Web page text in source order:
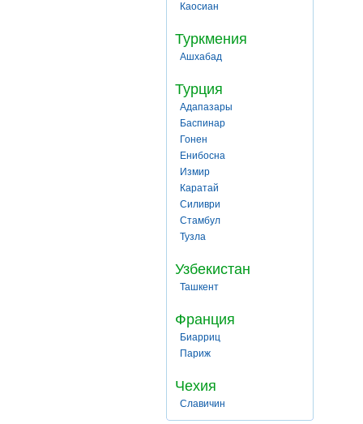
Каосиан
Туркмения
Ашхабад
Турция
Адапазары
Баспинар
Гонен
Енибосна
Измир
Каратай
Силиври
Стамбул
Тузла
Узбекистан
Ташкент
Франция
Биарриц
Париж
Чехия
Славичин